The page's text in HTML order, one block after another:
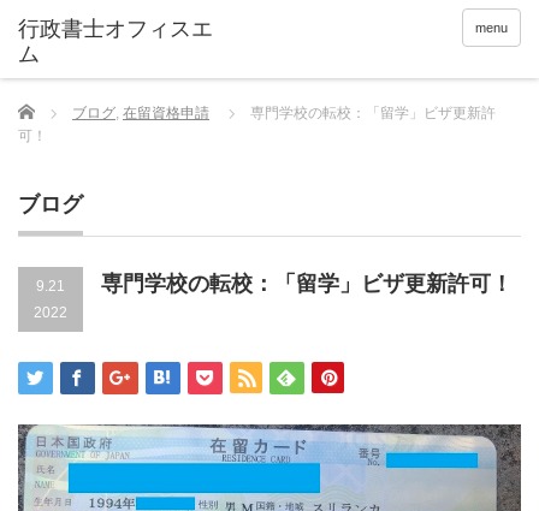
menu
Home ブログ, 在留資格申請
専門学校の転校：「留学」ビザ更新許
可！
ブログ
9.21
2022
専門学校の転校：「留学」ビザ更新許可！